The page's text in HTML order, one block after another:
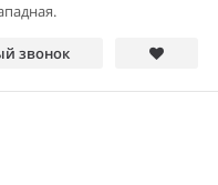
звонок